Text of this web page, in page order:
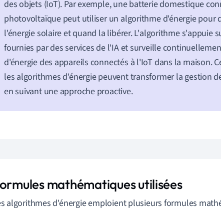
des objets (IoT). Par exemple, une batterie domestique
photovoltaïque peut utiliser un algorithme d'énergie pour
l'énergie solaire et quand la libérer. L'algorithme s'appuie
fournies par des services de l'IA et surveille
d'énergie des appareils connectés à l'IoT dans la maison.
les algorithmes d'énergie peuvent transformer la gestion
en suivant une approche proactive.
mathématiques utilisées
algorithmes d'énergie emploient plusieurs formules